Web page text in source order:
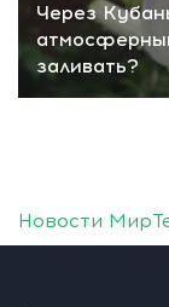
Через
заливать?
Новости